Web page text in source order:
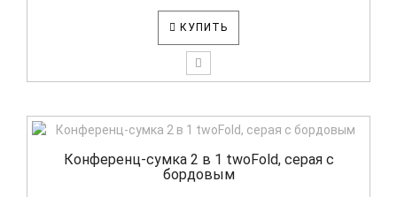
КУПИТЬ
Конференц-сумка 2 в 1 twoFold, серая с
бордовым